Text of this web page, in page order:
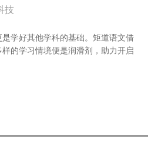
技
学好其他学科的基础。矩道语文借
的学习情境便是润滑剂，助力开启